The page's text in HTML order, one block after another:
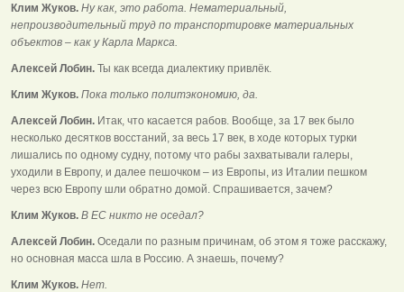
Клим Жуков. Ну как, это работа. Нематериальный,
непроизводительный труд по транспортировке материальных
объектов – как у Карла Маркса.
Алексей Лобин. Ты как всегда диалектику привлёк.
Клим Жуков. Пока только политэкономию, да.
Алексей Лобин. Итак, что касается рабов. Вообще, за 17 век было
несколько десятков восстаний, за весь 17 век, в ходе которых турки
лишались по одному судну, потому что рабы захватывали галеры,
уходили в Европу, и далее пешочком – из Европы, из Италии пешком
через всю Европу шли обратно домой. Спрашивается, зачем?
Клим Жуков. В ЕС никто не оседал?
Алексей Лобин. Оседали по разным причинам, об этом я тоже расскажу,
но основная масса шла в Россию. А знаешь, почему?
Клим Жуков. Нет.